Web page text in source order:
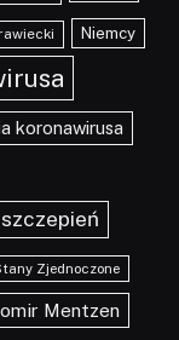
Niemcy
koronawirusa
Zjednoczone
Mentzen